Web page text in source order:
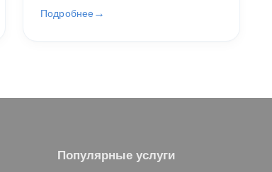
Подробнее
Популярные услуги